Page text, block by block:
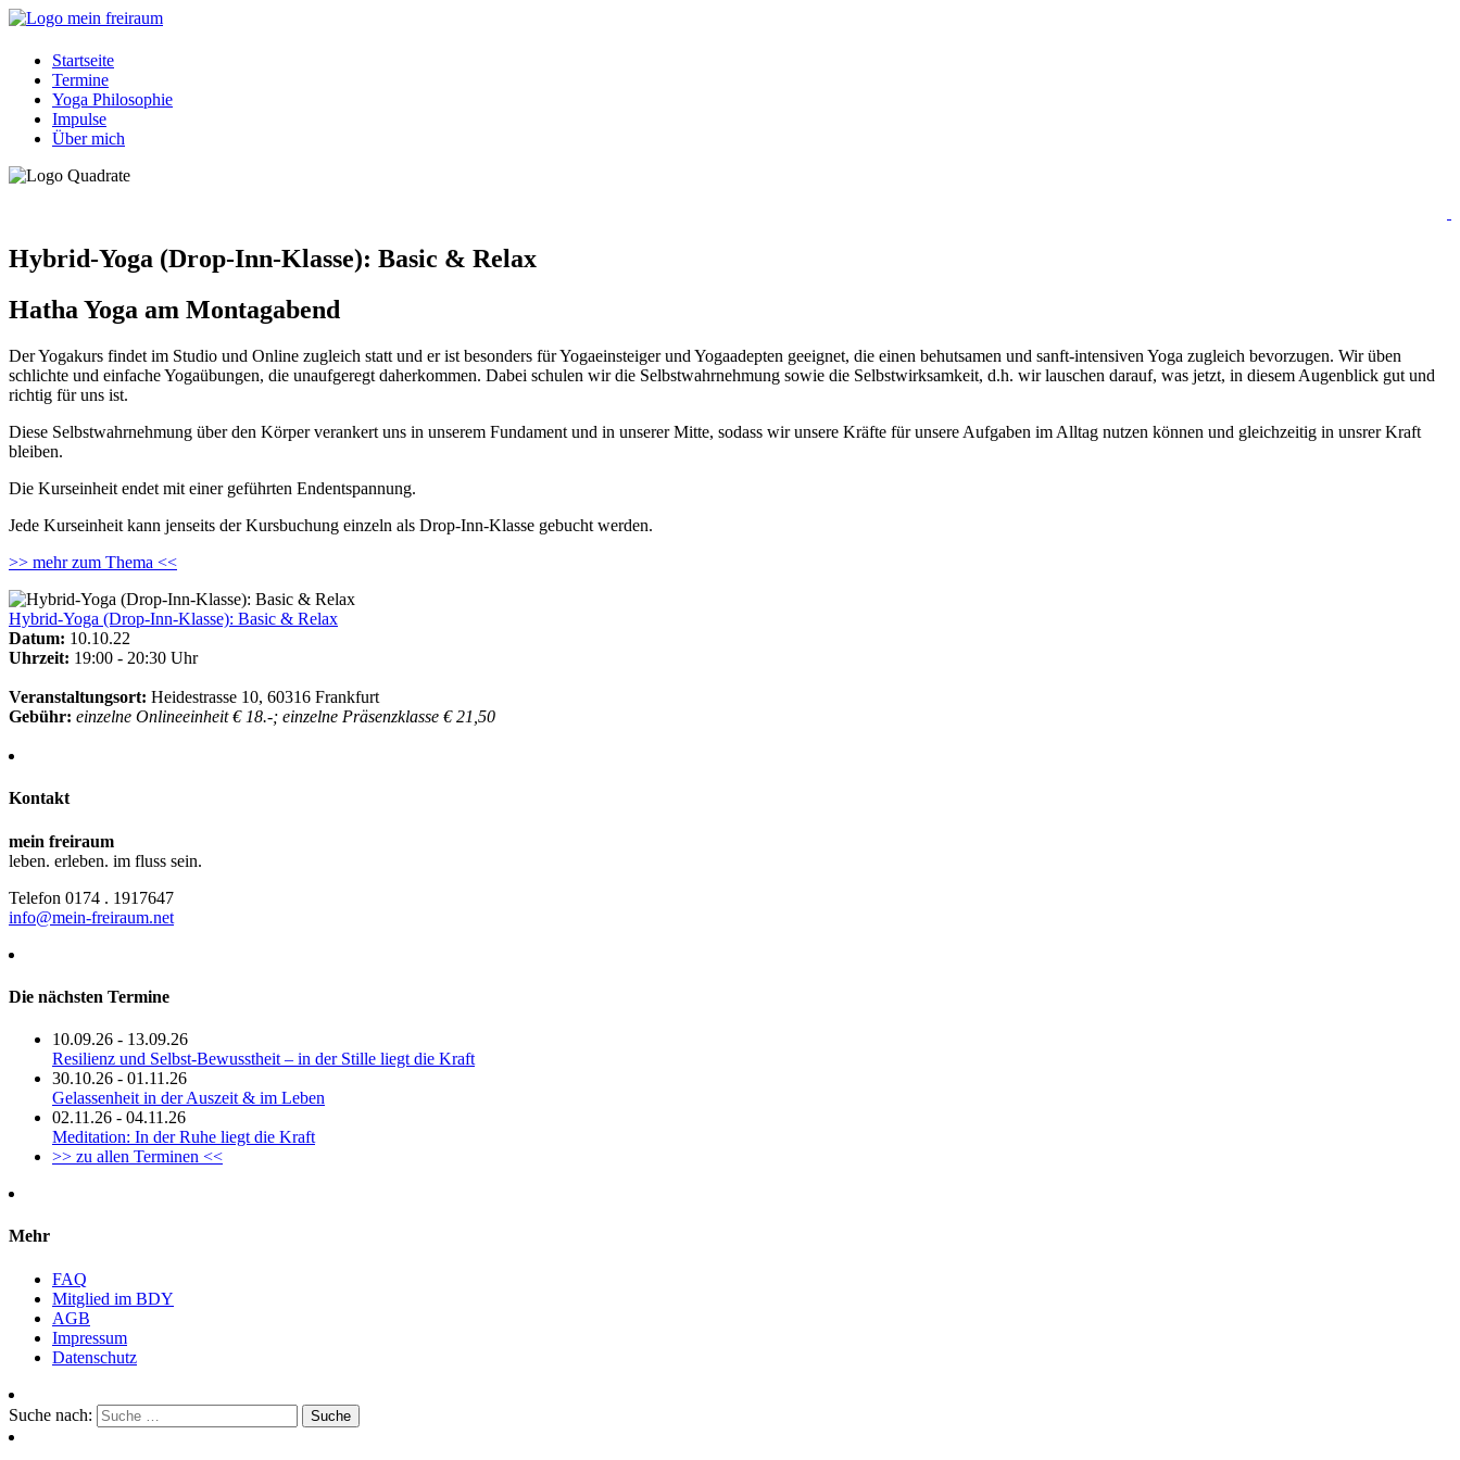
Startseite
Termine
Yoga Philosophie
Impulse
Über mich
Hybrid-Yoga (Drop-Inn-Klasse): Basic & Relax
Hatha Yoga am Montagabend
Der Yogakurs findet im Studio und Online zugleich statt und er ist besonders für Yogaeinsteiger und Yogaadepten geeignet, die einen behutsamen und sanft-intensiven Yoga zugleich bevorzugen. Wir üben
schlichte und einfache Yogaübungen, die unaufgeregt daherkommen. Dabei schulen wir die Selbstwahrnehmung sowie die Selbstwirksamkeit, d.h. wir lauschen darauf, was jetzt, in diesem Augenblick gut und
richtig für uns ist.
Diese Selbstwahrnehmung über den Körper verankert uns in unserem Fundament und in unserer Mitte, sodass wir unsere Kräfte für unsere Aufgaben im Alltag nutzen können und gleichzeitig in unsrer Kraft
bleiben.
Die Kurseinheit endet mit einer geführten Endentspannung.
Jede Kurseinheit kann jenseits der Kursbuchung einzeln als Drop-Inn-Klasse gebucht werden.
>> mehr zum Thema <<
Hybrid-Yoga (Drop-Inn-Klasse): Basic & Relax
Datum: 10.10.22
Uhrzeit: 19:00 - 20:30 Uhr
Veranstaltungsort: Heidestrasse 10, 60316 Frankfurt
Gebühr: einzelne Onlineeinheit € 18.-; einzelne Präsenzklasse € 21,50
Kontakt
mein freiraum
leben. erleben. im fluss sein.
Telefon 0174 . 1917647
info@mein-freiraum.net
Die nächsten Termine
10.09.26 - 13.09.26
Resilienz und Selbst-Bewusstheit – in der Stille liegt die Kraft
30.10.26 - 01.11.26
Gelassenheit in der Auszeit & im Leben
02.11.26 - 04.11.26
Meditation: In der Ruhe liegt die Kraft
>> zu allen Terminen <<
Mehr
FAQ
Mitglied im BDY
AGB
Impressum
Datenschutz
Suche nach: